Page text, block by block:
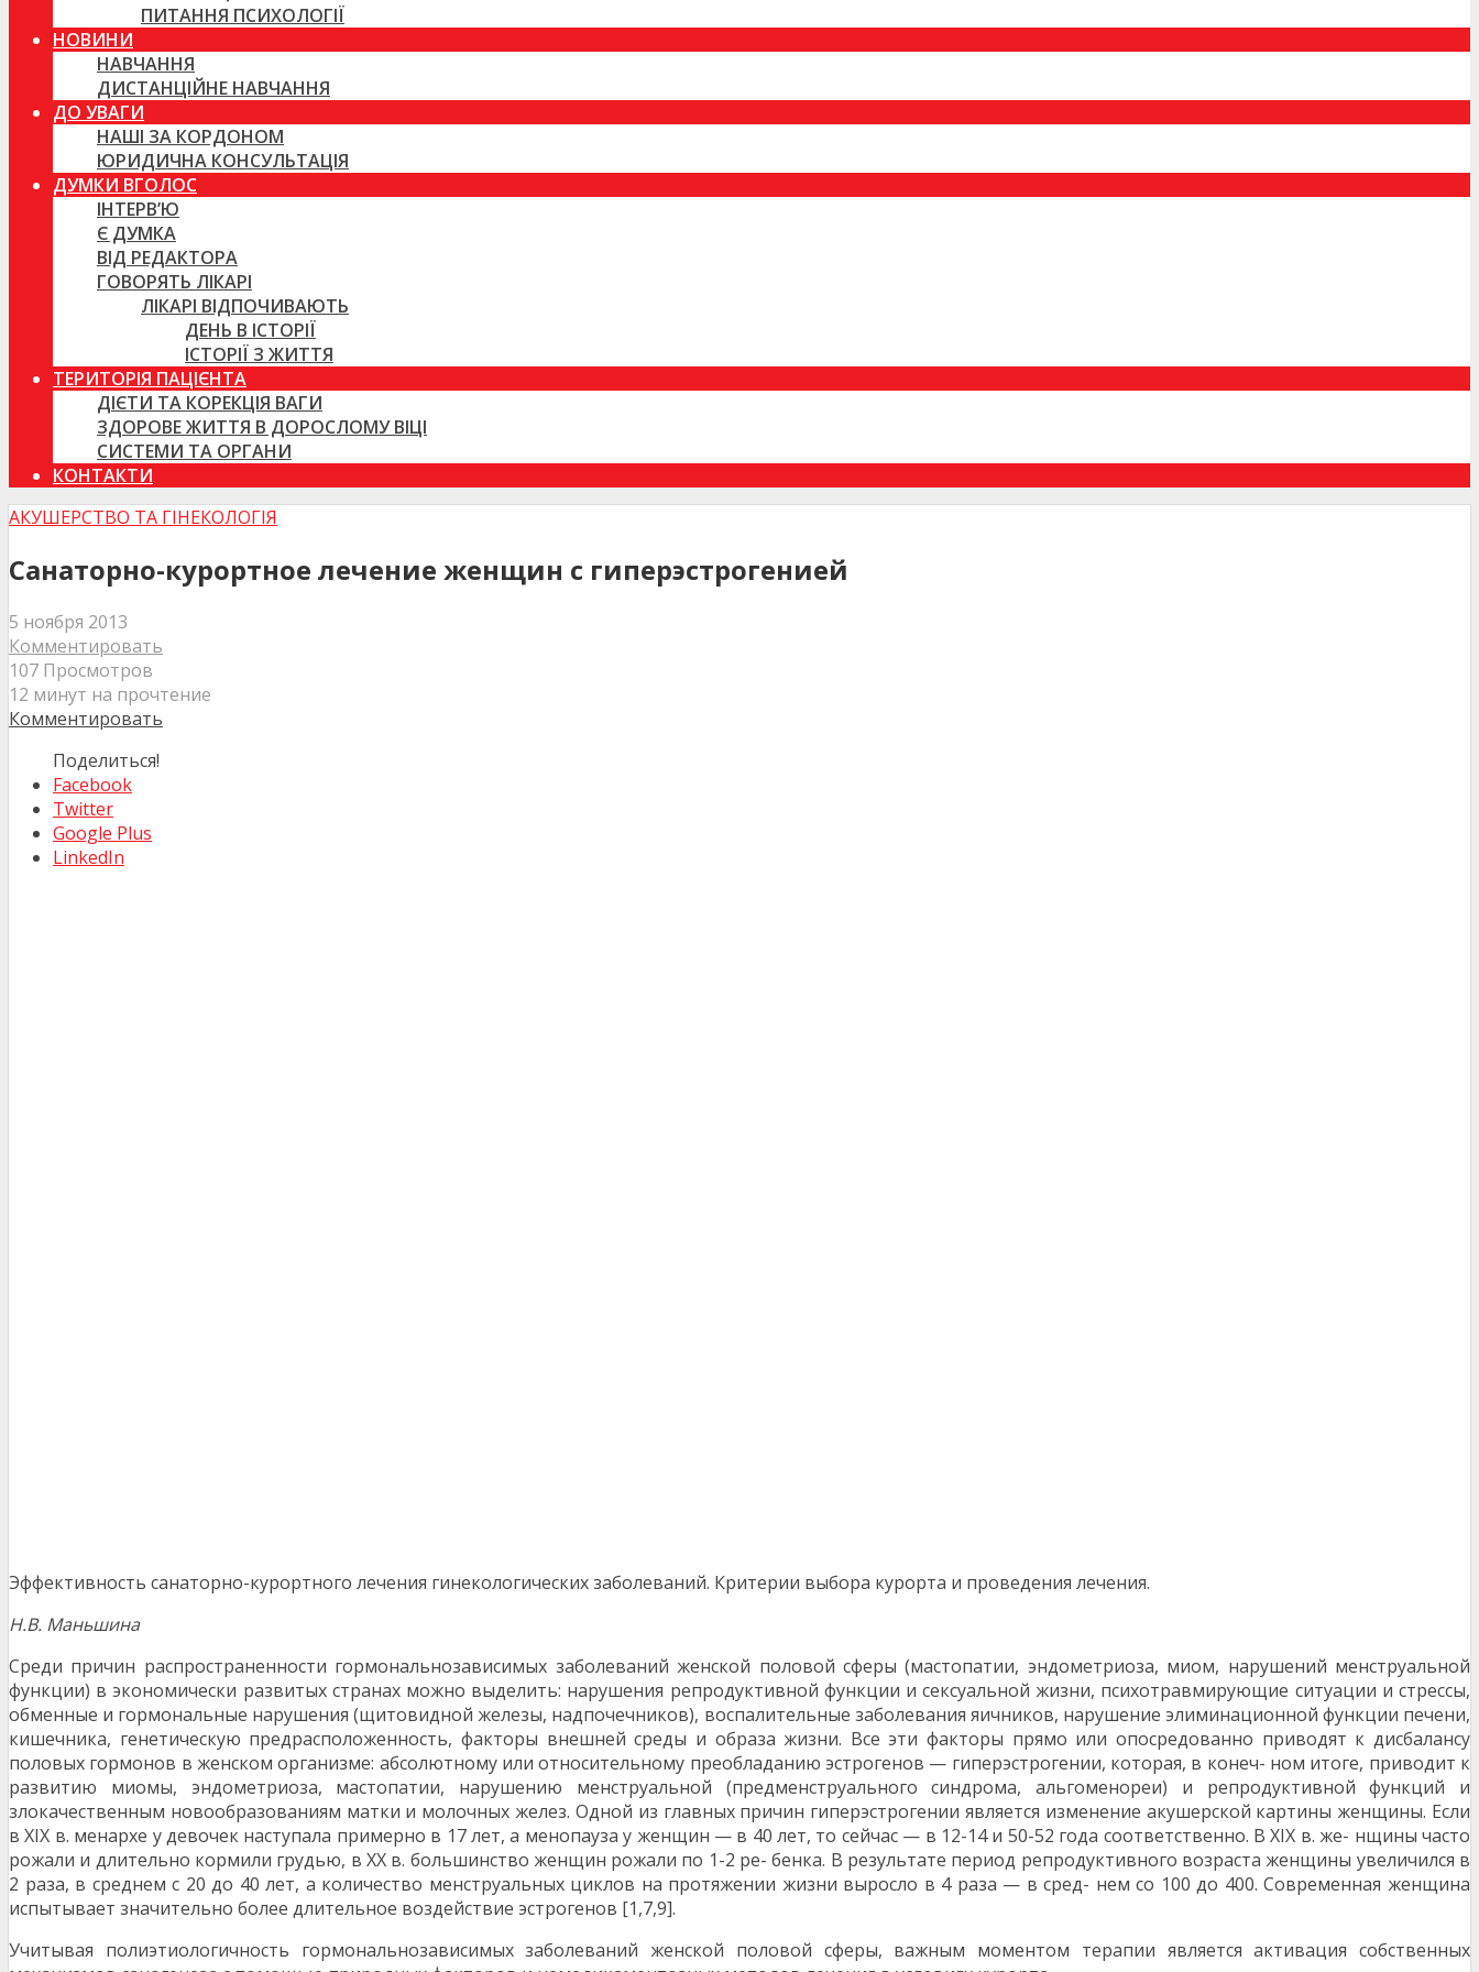
ПИТАННЯ ПСИХОЛОГІЇ
НОВИНИ
НАВЧАННЯ
ДИСТАНЦІЙНЕ НАВЧАННЯ
ДО УВАГИ
НАШІ ЗА КОРДОНОМ
ЮРИДИЧНА КОНСУЛЬТАЦІЯ
ДУМКИ ВГОЛОС
ІНТЕРВ’Ю
Є ДУМКА
ВІД РЕДАКТОРА
ГОВОРЯТЬ ЛІКАРІ
ЛІКАРІ ВІДПОЧИВАЮТЬ
ДЕНЬ В ІСТОРІЇ
ІСТОРІЇ З ЖИТТЯ
ТЕРИТОРІЯ ПАЦІЄНТА
ДІЄТИ ТА КОРЕКЦІЯ ВАГИ
ЗДОРОВЕ ЖИТТЯ В ДОРОСЛОМУ ВІЦІ
СИСТЕМИ ТА ОРГАНИ
КОНТАКТИ
АКУШЕРСТВО ТА ГІНЕКОЛОГІЯ
Санаторно-курортное лечение женщин с гиперэстрогенией
5 ноября 2013
Комментировать
107 Просмотров
12 минут на прочтение
Комментировать
Поделиться!
Facebook
Twitter
Google Plus
LinkedIn
Эффективность санаторно-курортного лечения гинекологических заболеваний. Критерии выбора курорта и проведения лечения.
Н.В. Маньшина
Среди причин распространенности гормональнозависимых заболеваний женской половой сферы (мастопатии, эндометриоза, миом, нарушений менструальной
функции) в экономически развитых странах можно выделить: нарушения репродуктивной функции и сексуальной жизни, психотравмирующие ситуации и стрессы,
обменные и гормональные нарушения (щитовидной железы, надпочечников), воспалительные заболевания яичников, нарушение элиминационной функции печени,
кишечника, генетическую предрасположенность, факторы внешней среды и образа жизни. Все эти факторы прямо или опосредованно приводят к дисбалансу
половых гормонов в женском организме: абсолютному или относительному преобладанию эстрогенов — гиперэстрогении, которая, в конеч- ном итоге, приводит к
развитию миомы, эндометриоза, мастопатии, нарушению менструальной (предменструального синдрома, альгоменореи) и репродуктивной функций и
злокачественным новообразованиям матки и молочных желез. Одной из главных причин гиперэстрогении является изменение акушерской картины женщины. Если
в XIX в. менархе у девочек наступала примерно в 17 лет, а менопауза у женщин — в 40 лет, то сейчас — в 12-14 и 50-52 года соответственно. В XIX в. же- нщины часто
рожали и длительно кормили грудью, в XX в. большинство женщин рожали по 1-2 ре- бенка. В результате период репродуктивного возраста женщины увеличился в
2 раза, в среднем с 20 до 40 лет, а количество менструальных циклов на протяжении жизни выросло в 4 раза — в сред- нем со 100 до 400. Современная женщина
испытывает значительно более длительное воздействие эстрогенов [1,7,9].
Учитывая полиэтиологичность гормональнозависимых заболеваний женской половой сферы, важным моментом терапии является активация собственных